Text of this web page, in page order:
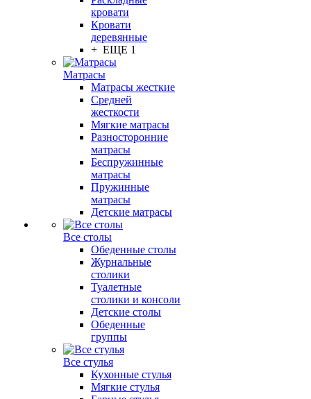
кровати
Кровати
деревянные
+ ЕЩЕ 1
Матрасы
Матрасы жесткие
Средней
жесткости
Мягкие матрасы
Разносторонние
матрасы
Беспружинные
матрасы
Пружинные
матрасы
Детские матрасы
Все столы
Обеденные столы
Журнальные
столики
Туалетные
столики и консоли
Детские столы
Обеденные
группы
Все стулья
Кухонные стулья
Мягкие стулья